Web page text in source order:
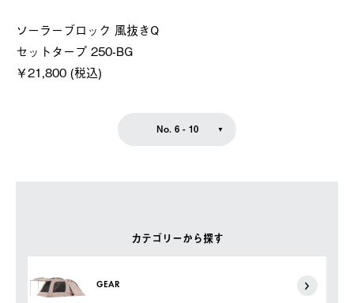
カテゴリーから探す
GEAR
ソーラーブロック 風抜きQ
セットタープ 250-BG
￥21,800 (税込)
No. 6 - 10